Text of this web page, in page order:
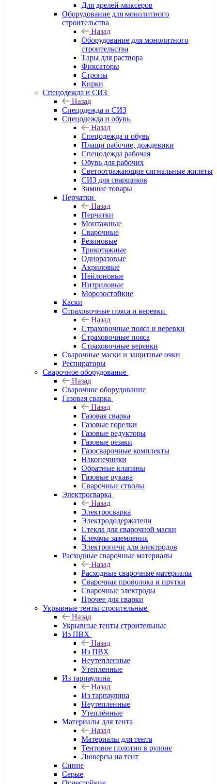
Для дрелей-миксеров
Оборудование для монолитного
строительства
Назад
Оборудование для монолитного
строительства
Тары для раствора
Фиксаторы
Стропы
Кирки
Спецодежда и СИЗ
Назад
Спецодежда и СИЗ
Спецодежда и обувь
Назад
Спецодежда и обувь
Плащи рабочие, дождевики
Спецодежда рабочая
Обувь для рабочих
Светоотражающие сигнальные жилеты
СИЗ для сварщиков
Зимние товары
Перчатки
Назад
Перчатки
Монтажные
Сварочные
Резиновые
Трикотажные
Одноразовые
Акриловые
Нейлоновые
Нитриловые
Морозостойкие
Каски
Страховочные пояса и веревки
Назад
Страховочные пояса и веревки
Страховочные пояса
Страховочные веревки
Сварочные маски и защитные очки
Респираторы
Сварочное оборудование
Назад
Сварочное оборудование
Газовая сварка
Назад
Газовая сварка
Газовые горелки
Газовые редукторы
Газовые резаки
Газосварочные комплекты
Наконечники
Обратные клапаны
Газовые рукава
Сварочные стволы
Электросварка
Назад
Электросварка
Электрододержатели
Стекла для сварочной маски
Клеммы заземления
Электропечи для электродов
Расходные сварочные материалы
Назад
Расходные сварочные материалы
Сварочная проволока и прутки
Сварочные электроды
Прочее для сварки
Укрывные тенты строительные
Назад
Укрывные тенты строительные
Из ПВХ
Назад
Из ПВХ
Неутепленные
Утепленные
Из тарпаулина
Назад
Из тарпаулина
Неутепленные
Утеплённые
Материалы для тента
Назад
Материалы для тента
Тентовое полотно в рулоне
Люверсы на тент
Синие
Серые